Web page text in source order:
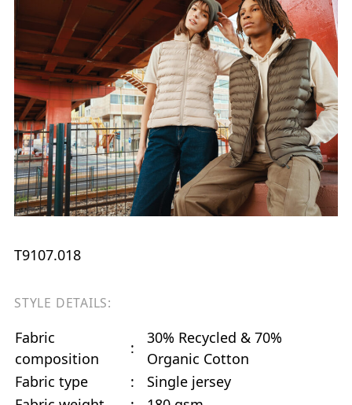
T9107.018
STYLE DETAILS:
Fabric
composition
:
30% Recycled & 70%
Organic Cotton
Fabric type
:
Single jersey